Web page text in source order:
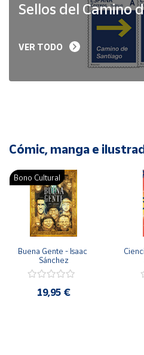
Sellos del Camino
VER TODO
Cómic, manga e
Bono Cultural
Buena Gente - Isaac
Sánchez
19,95 €